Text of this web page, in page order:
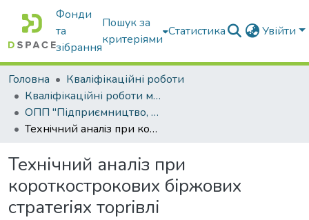
Фонди
та
зібрання
Пошук за
критеріями
Статистика Увійти
Головна
Кваліфікаційні роботи
Кваліфікаційні роботи магістрів
ОПП "Підприємництво, торгівля та біржова діяльність"
Технiчний аналiз при короткострокових бiржових стратеriях тopriвлі
Технiчний аналiз при
короткострокових бiржових
стратеriях тopriвлі